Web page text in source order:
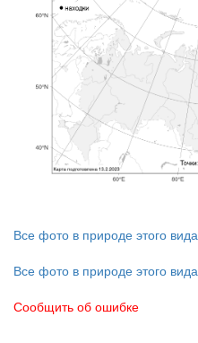
Все фото в природе этого вида
Все фото в природе этого вида
Сообщить об ошибке